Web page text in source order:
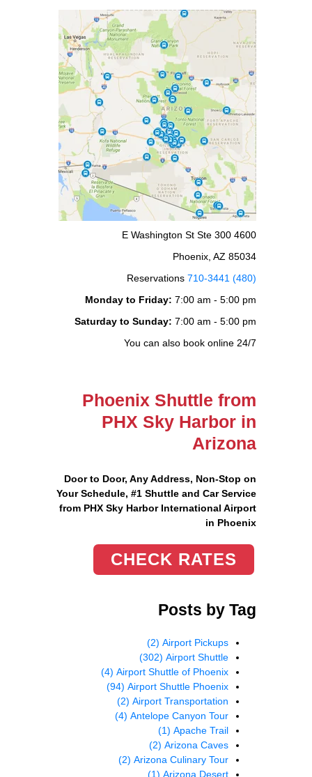
4600 E Washington St Ste 300
Phoenix, AZ 85034
(480) 710-3441
Monday to Friday: 7:00 am - 5:00 pm
Saturday to Sunday: 7:00 am - 5:00 pm
You can also book online 24/7
Phoenix Shuttle from
PHX Sky Harbor in
Arizona
Door to Door, Any Address, Non-Stop on
Your Schedule, #1 Shuttle and Car Service
from PHX Sky Harbor International Airport
in Phoenix
CHECK RATES
Posts by Tag
Airport Pickups
(2)
Airport Shuttle
(302)
Airport Shuttle of Phoenix
(4)
Airport Shuttle Phoenix
(94)
Airport Transportation
(2)
Antelope Canyon Tour
(4)
Apache Trail
(1)
Arizona Caves
(2)
Arizona Culinary Tour
(2)
Arizona Desert
(1)